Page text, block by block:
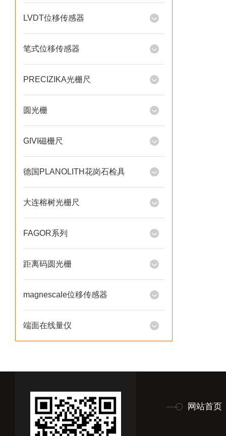
LVDT位移传感器
笔式位移传感器
PRECIZIKA光栅尺
圆光栅
GIVI磁栅尺
德国PLANOLITH花岗石检具
大连榕树光栅尺
FAGOR系列
距离码圆光栅
magnescale位移传感器
端面在线量仪
网站首页